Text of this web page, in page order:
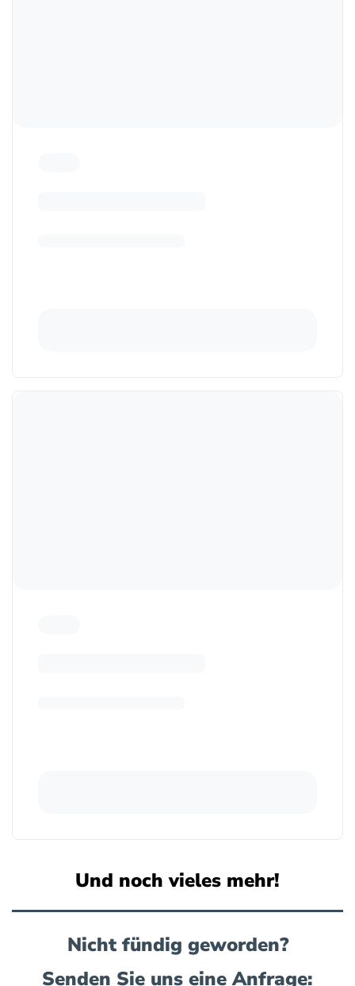
Und noch vieles mehr!
Nicht fündig geworden?
Senden Sie uns eine Anfrage: